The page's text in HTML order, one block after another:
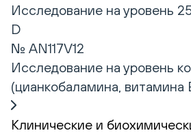
Исследование на уровень
D
№ AN117V12
Исследование на уровень
(цианкобаламина, витамина
Клинические и